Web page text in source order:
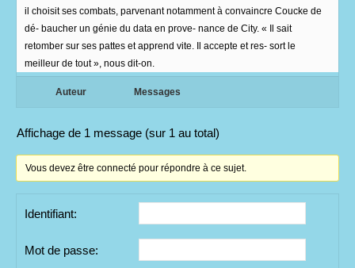
il choisit ses combats, parvenant notamment à convaincre Coucke de
dé- baucher un génie du data en prove- nance de City. « Il sait
retomber sur ses pattes et apprend vite. Il accepte et res- sort le
meilleur de tout », nous dit-on.
Auteur Messages
Affichage de 1 message (sur 1 au total)
Vous devez être connecté pour répondre à ce sujet.
Identifiant:
Mot de passe: